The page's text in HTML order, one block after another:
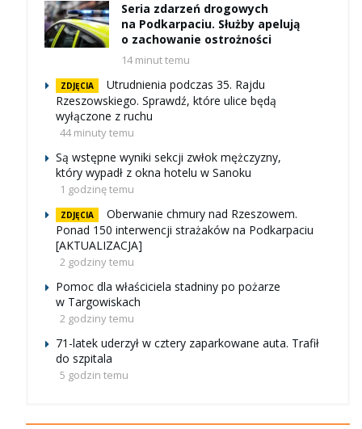
Seria zdarzeń drogowych
na Podkarpaciu. Służby apelują
o zachowanie ostrożności
14 minut temu
ZDJĘCIA
Utrudnienia podczas 35. Rajdu
Rzeszowskiego. Sprawdź, które ulice będą
wyłączone z ruchu
44 minuty temu
Są wstępne wyniki sekcji zwłok mężczyzny,
który wypadł z okna hotelu w Sanoku
1 godzinę temu
ZDJĘCIA
Oberwanie chmury nad Rzeszowem.
Ponad 150 interwencji strażaków na Podkarpaciu
[AKTUALIZACJA]
2 godziny temu
Pomoc dla właściciela stadniny po pożarze
w Targowiskach
2 godziny temu
71-latek uderzył w cztery zaparkowane auta. Trafił
do szpitala
5 godzin temu